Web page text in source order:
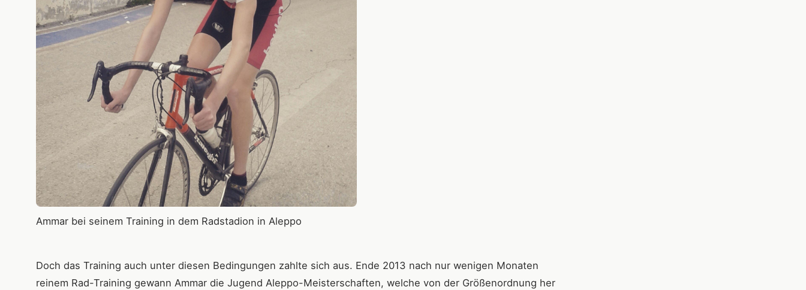
Ammar bei seinem Training in dem Radstadion in Aleppo
Doch das Training auch unter diesen Bedingungen zahlte sich aus. Ende 2013 nach nur wenigen Monaten
reinem Rad-Training gewann Ammar die Jugend Aleppo-Meisterschaften, welche von der Größenordnung her